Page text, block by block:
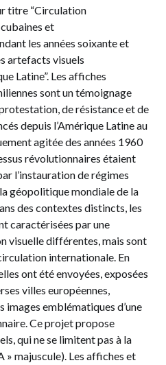
titre “Circulation
et
les années soixante et
artefacts visuels
Latine”. Les affiches
sont un témoignage
de résistance et de
depuis l’Amérique Latine au
agitée des années 1960
révolutionnaires étaient
l’instauration de régimes
géopolitique mondiale de la
des contextes distincts, les
caractérisées par une
visuelle différentes, mais sont
internationale. En
ont été envoyées, exposées
villes européennes,
images emblématiques d’une
Ce projet propose
qui ne se limitent pas à la
» majuscule). Les affiches et